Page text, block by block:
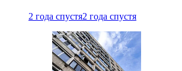
2 года спустя2 года спустя